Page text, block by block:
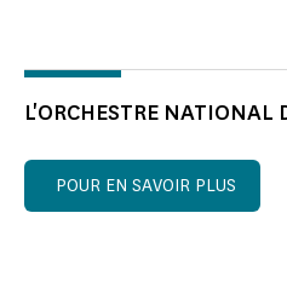
L'ORCHESTRE NATIONAL
POUR EN SAVOIR PLUS